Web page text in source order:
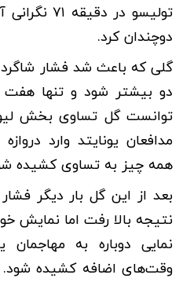
تولیسو در
دوچندان کرد.
گلی که باعث شد فشار
دو بیشتر شود و تنها هفت
توانست گل تساوی بخش
مدافعان یونایتد وارد
همه چیز به تساوی کشیده
بعد از این گل بار دیگر‌
نتیجه بالا رفت اما نمایش
نمایی دوباره به مهاجمان
وقت‌های اضافه کشیده